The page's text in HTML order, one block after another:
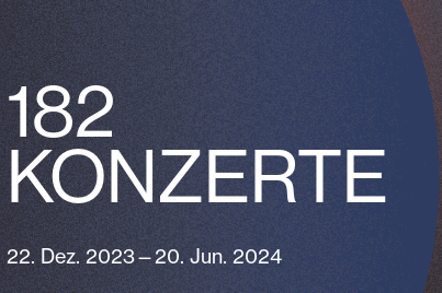
182
KONZERTE
22. Dez. 2023—20. Jun. 2024